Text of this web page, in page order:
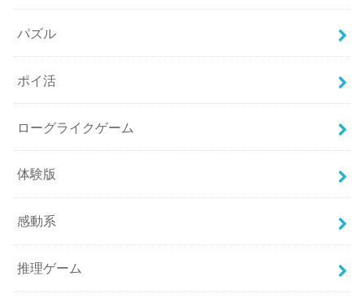
パズル
ポイ活
ローグライクゲーム
体験版
感動系
推理ゲーム